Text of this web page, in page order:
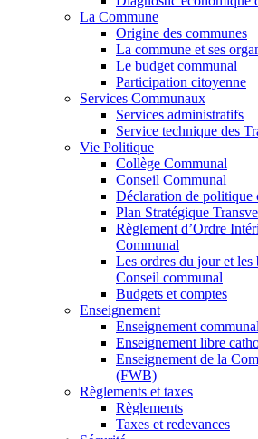
La Commune
Origine des communes
La commune et ses
Le budget communal
Participation citoyenne
Services Communaux
Services administratifs
Service technique des
Vie Politique
Collège Communal
Conseil Communal
Déclaration de politique
Plan Stratégique
Règlement d’Ordre
Communal
Les ordres du jour et les
Conseil communal
Budgets et comptes
Enseignement
Enseignement communal
Enseignement libre
Enseignement de la
(FWB)
Règlements et taxes
Règlements
Taxes et redevances